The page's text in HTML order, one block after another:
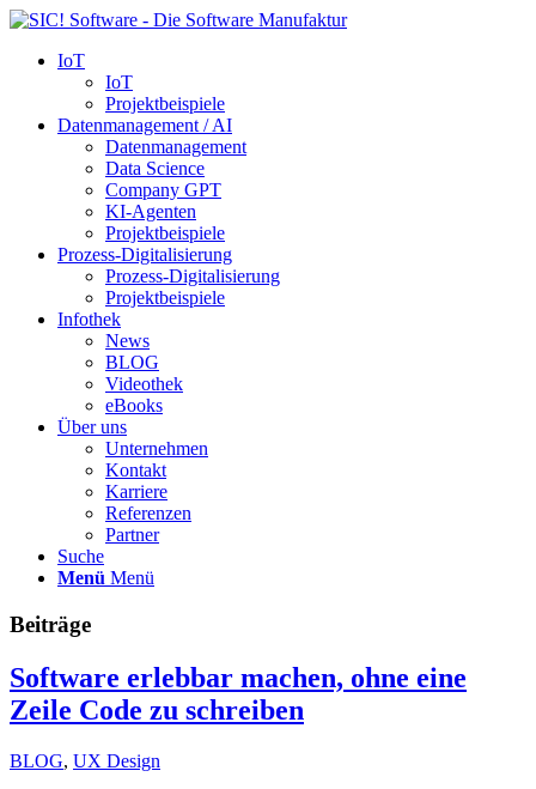
IoT
IoT
Projektbeispiele
Datenmanagement / AI
Datenmanagement
Data Science
Company GPT
KI-Agenten
Projektbeispiele
Prozess-Digitalisierung
Prozess-Digitalisierung
Projektbeispiele
Infothek
News
BLOG
Videothek
eBooks
Über uns
Unternehmen
Kontakt
Karriere
Referenzen
Partner
Suche
Menü Menü
Beiträge
Software erlebbar machen, ohne eine
Zeile Code zu schreiben
BLOG, UX Design